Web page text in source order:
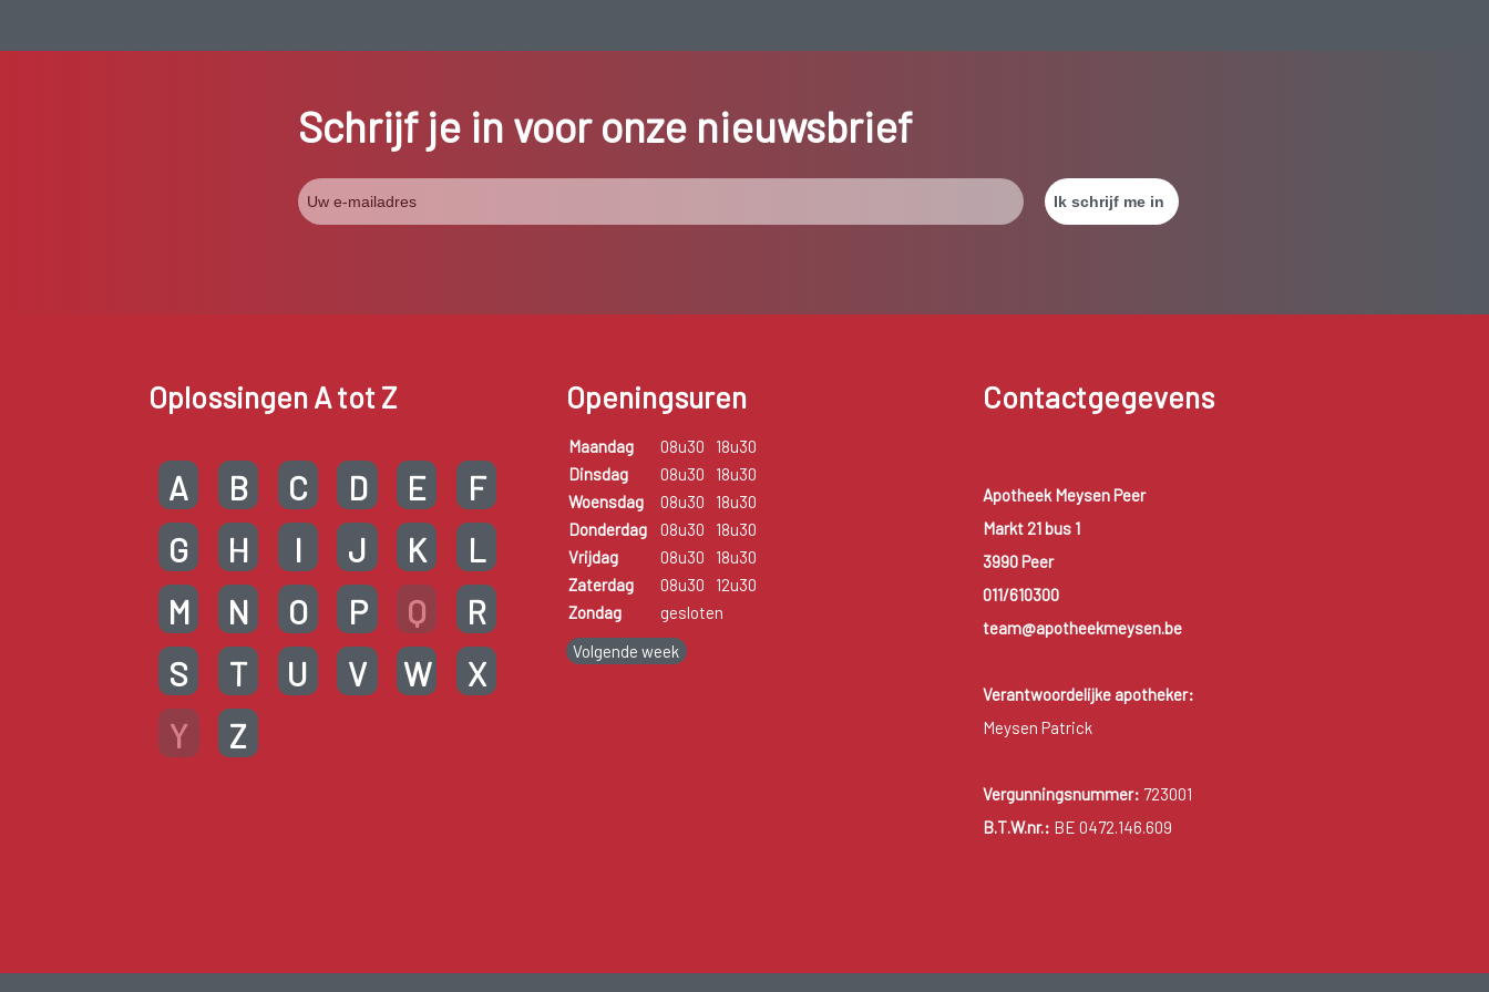
Schrijf je in voor onze nieuwsbrief
Oplossingen A tot Z
A B C D E
F
G
H I J K
L
M
N O P Q
R
S
T U V W
X
Y
Z
Openingsuren
Maandag 08u30
18u30
Dinsdag
08u30
18u30
Woensdag
08u30
18u30
Donderdag
08u30
18u30
Vrijdag
08u30
18u30
Zaterdag
08u30
12u30
Zondag
gesloten
Volgende week
Contactgegevens
Apotheek Meysen Peer
Markt 21 bus 1
3990 Peer
011/610300
team@apotheekmeysen.be
Verantwoordelijke apotheker:
Meysen Patrick
Vergunningsnummer: 723001
B.T.W.nr.: BE 0472.146.609